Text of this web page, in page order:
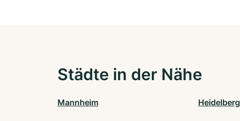
Städte in der Nähe
Mannheim Heidelberg